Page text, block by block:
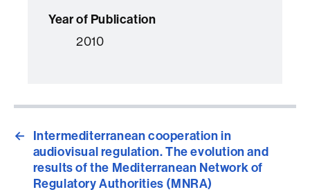
Year of Publication
2010
←
Intermediterranean cooperation in
audiovisual regulation. The evolution and
results of the Mediterranean Network of
Regulatory Authorities (MNRA)